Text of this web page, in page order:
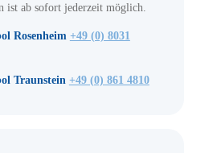
ist ab sofort jederzeit möglich.
Rosenheim +49 (0) 8031
Traunstein +49 (0) 861 4810